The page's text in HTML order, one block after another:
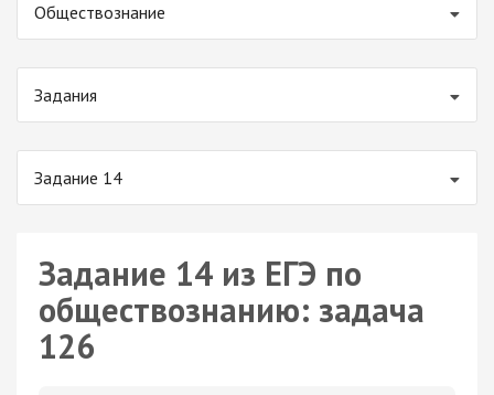
Обществознание
Задания
Задание 14
Задание 14 из ЕГЭ по
обществознанию: задача
126